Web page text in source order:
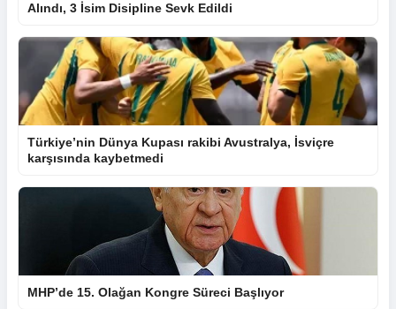
Alındı, 3 İsim Disipline Sevk Edildi
Türkiye’nin Dünya Kupası rakibi Avustralya, İsviçre
karşısında kaybetmedi
MHP’de 15. Olağan Kongre Süreci Başlıyor